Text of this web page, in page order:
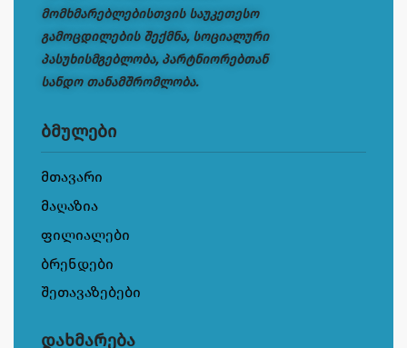
მომხმარებლებისთვის საუკეთესო
გამოცდილების შექმნა, სოციალური
პასუხისმგებლობა, პარტნიორებთან
სანდო თანამშრომლობა.
ბმულები
მთავარი
მაღაზია
ფილიალები
ბრენდები
შეთავაზებები
დახმარება